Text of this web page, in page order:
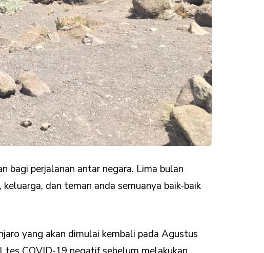
bagi perjalanan antar negara. Lima bulan
dan teman anda semuanya baik-baik
yang akan dimulai kembali pada Agustus